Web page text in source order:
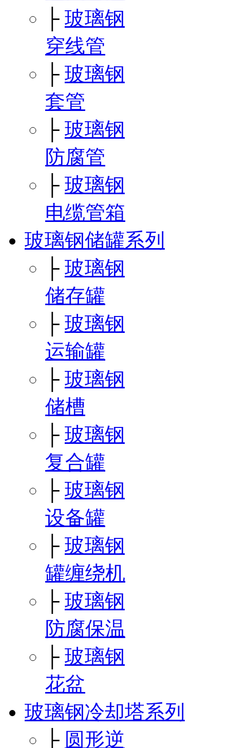
├ 玻璃钢
穿线管
├ 玻璃钢
套管
├ 玻璃钢
防腐管
├ 玻璃钢
电缆管箱
玻璃钢储罐系列
├ 玻璃钢
储存罐
├ 玻璃钢
运输罐
├ 玻璃钢
储槽
├ 玻璃钢
复合罐
├ 玻璃钢
设备罐
├ 玻璃钢
罐缠绕机
├ 玻璃钢
防腐保温
├ 玻璃钢
花盆
玻璃钢冷却塔系列
├ 圆形逆